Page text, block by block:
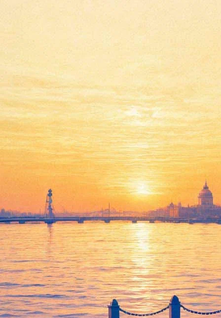
Встреча с Янушем Леоном
Вишневским
30 августа 2012, четверг,19.00
Версия для печати